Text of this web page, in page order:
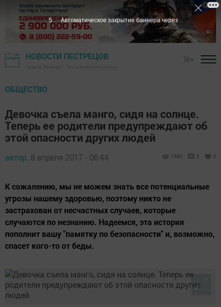
НОВОСТИ ПЕСТРЕЦОВ
ОБЩЕСТВО
Девочка съела манго, сидя на солнце.
Теперь ее родители предупреждают об
этой опасности других людей
автор, 8 апреля 2017 - 06:44 1380 0 0
К сожалению, мы не можем знать все потенциальные
угрозы нашему здоровью, поэтому никто не
застрахован от несчастных случаев, которые
случаются по незнанию. Надеемся, эта история
пополнит вашу "памятку по безопасности" и, возможно,
спасет кого-то от беды.
4 Автоматическое закрытие баннера через